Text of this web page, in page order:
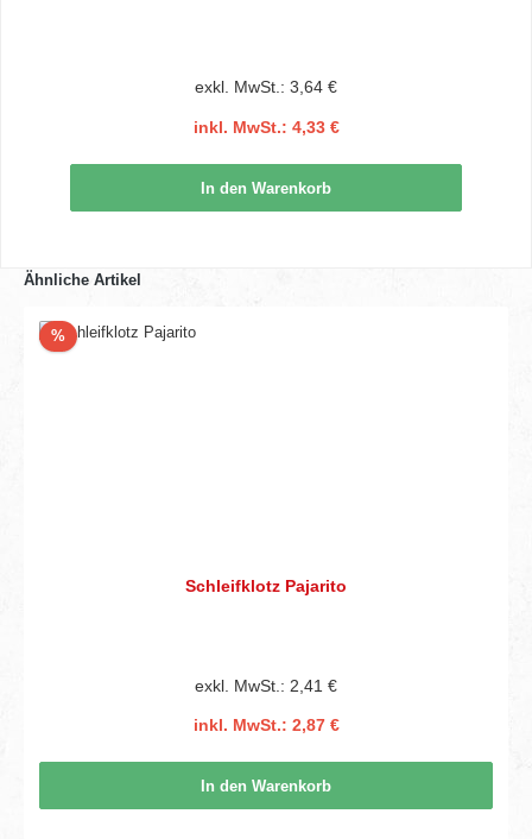
exkl. MwSt.: 3,64 €
inkl. MwSt.: 4,33 €
In den Warenkorb
Ähnliche Artikel
%Rabatt
Schleifklotz Pajarito
exkl. MwSt.: 2,41 €
inkl. MwSt.: 2,87 €
In den Warenkorb